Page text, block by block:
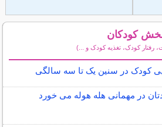
کودکان
رفتار کودک، تغذیه کودک و ...)
کودک در سنین یک تا سه سالگی
در مهمانی هله هوله می خورد